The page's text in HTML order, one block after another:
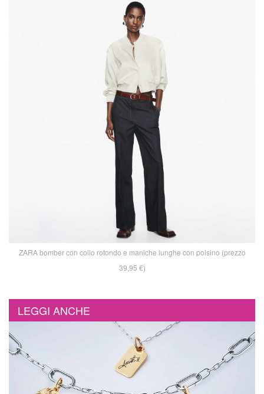
ZARA bomber con collo rotondo e maniche lunghe con polsino (prezzo
39,95 €)
LEGGI ANCHE